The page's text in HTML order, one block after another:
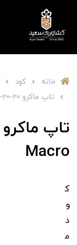
خانه کود
تاپ ماکرو 20-20-20 / Top Macro
Macro
ک
و
د
م